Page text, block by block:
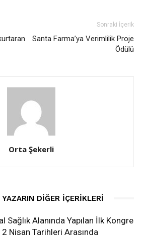
Sonraki İçerik
Santa Farma’ya Verimlilik Proje
Ödülü
Orta Şekerli
YAZARIN DIĞER İÇERIKLERI
Sağlık Alanında Yapılan İlk Kongre
Nisan Tarihleri Arasında